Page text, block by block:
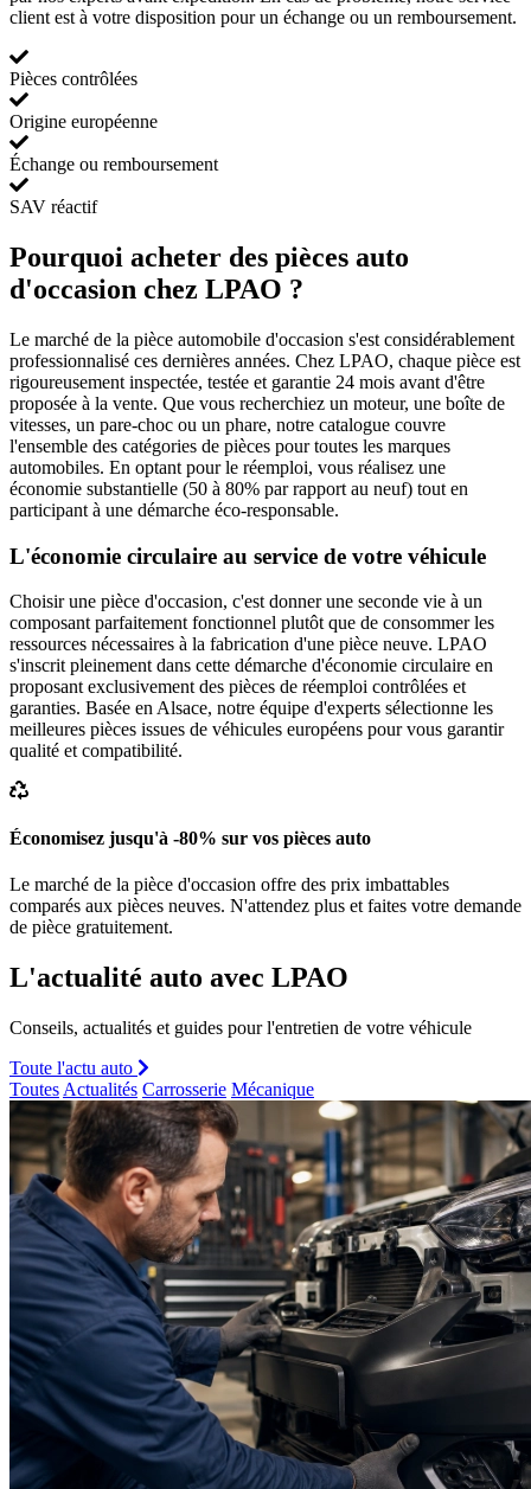
client est à votre disposition pour un échange ou un remboursement.
Pièces contrôlées
Origine européenne
Échange ou remboursement
SAV réactif
Pourquoi acheter des pièces auto
d'occasion chez LPAO ?
Le marché de la pièce automobile d'occasion s'est considérablement
professionnalisé ces dernières années. Chez LPAO, chaque pièce est
rigoureusement inspectée, testée et garantie 24 mois avant d'être
proposée à la vente. Que vous recherchiez un moteur, une boîte de
vitesses, un pare-choc ou un phare, notre catalogue couvre
l'ensemble des catégories de pièces pour toutes les marques
automobiles. En optant pour le réemploi, vous réalisez une
économie substantielle (50 à 80% par rapport au neuf) tout en
participant à une démarche éco-responsable.
L'économie circulaire au service de votre véhicule
Choisir une pièce d'occasion, c'est donner une seconde vie à un
composant parfaitement fonctionnel plutôt que de consommer les
ressources nécessaires à la fabrication d'une pièce neuve. LPAO
s'inscrit pleinement dans cette démarche d'économie circulaire en
proposant exclusivement des pièces de réemploi contrôlées et
garanties. Basée en Alsace, notre équipe d'experts sélectionne les
meilleures pièces issues de véhicules européens pour vous garantir
qualité et compatibilité.
Économisez jusqu'à -80% sur vos pièces auto
Le marché de la pièce d'occasion offre des prix imbattables
comparés aux pièces neuves. N'attendez plus et faites votre demande
de pièce gratuitement.
L'actualité auto avec LPAO
Conseils, actualités et guides pour l'entretien de votre véhicule
Toute l'actu auto
Toutes Actualités Carrosserie Mécanique